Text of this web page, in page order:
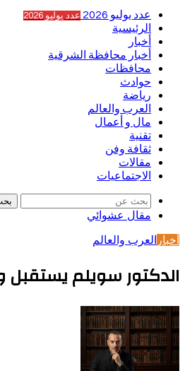
عدد يوليو 2026 عدد يوليو 2026
الرئيسية
أخبار
أخبار محافظة الشرقية
محافظات
حوادث
رياضة
العرب والعالم
مال و أعمال
تقنية
ثقافة وفن
مقالات
الاجتماعيات
مقال عشوائي
أخبار العرب والعالم
الدكتور سويلم يستقبل